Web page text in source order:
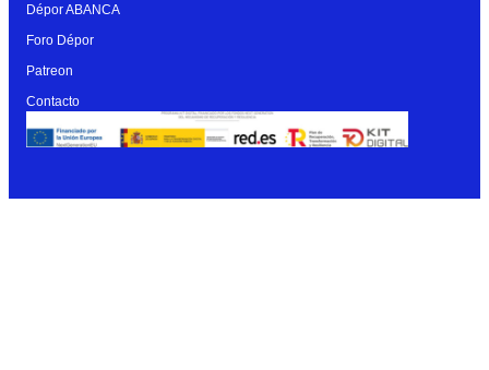
Dépor ABANCA
Foro Dépor
Patreon
Contacto